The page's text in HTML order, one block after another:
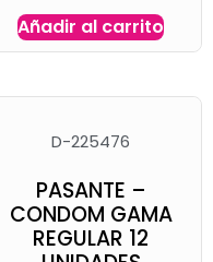
Añadir al carrito
D-225476
PASANTE –
CONDOM GAMA
REGULAR 12